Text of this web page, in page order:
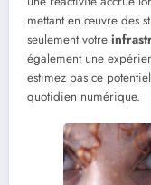
mettant en œuvre des
seulement votre
également une
estimez pas ce
quotidien numérique.